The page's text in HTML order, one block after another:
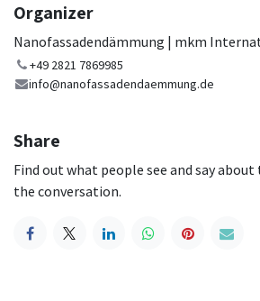
Organizer
Nanofassadendämmung | mkm
+49 2821 7869985
info@nanofassadendaemmung.de
Share
Find out what people see and say
the conversation.